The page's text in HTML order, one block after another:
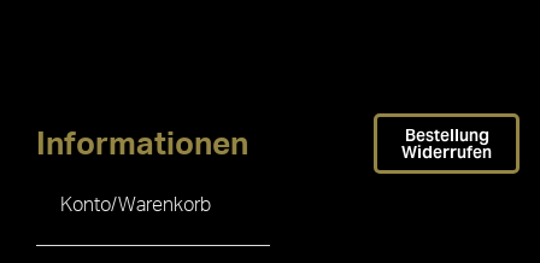
Informationen
Konto/Warenkorb
Bestellung
Widerrufen